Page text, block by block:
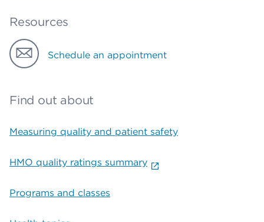
Resources
Schedule an appointment
Find out about
Measuring quality and patient safety
HMO quality ratings summary
Programs and classes